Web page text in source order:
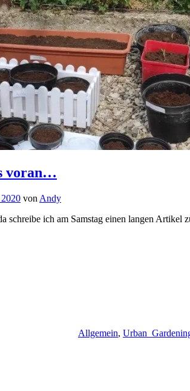
voran…
von Andy
schreibe ich am Samstag einen langen Artikel
Allgemein,